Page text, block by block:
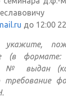
до 12:00
(в
№ выдан
требование